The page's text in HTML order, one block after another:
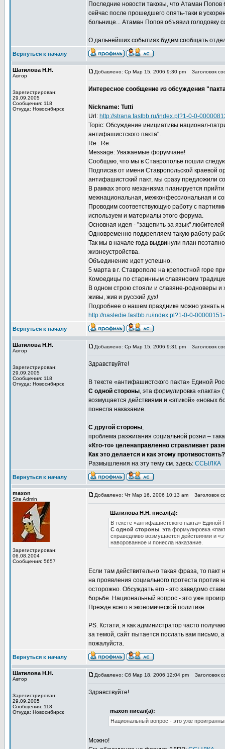
Последние новости таковы, что Атаман Попов
сейчас после прошедшего опять-таки в
больнице... Атаман Попов объявил голодовку
О дальнейших событиях будем сообщать
Вернуться к началу
Шатилова Н.Н.
Автор
Зарегистрирован:
29.09.2005
Сообщения: 118
Откуда: Новосибирск
Добавлено: Ср Мар 15, 2006 9:30 pm Заголовок
Интересное сообщение из обсуждения
Nickname: Tutti
Url: http://strana.fastbb.ru/index.pl?1-0-0-
Topic: Обсуждение инициативы национал-
антифашистского пакта".
Re : Re:
Message: Уважаемые форумчане!
Сообщаю, что мы в Ставрополье пошли
Подписав от имени Ставропольской краевой
антифашистский пакт, мы сразу предложили
В рамках этого механизма планируется
межнациональная, межконфессиональная и
Проводим соответствующую работу с
используем и материалы этого форума.
Основная идея - "зацепить за язык"
Одновременно подкрепляем такую работу
Так мы в начале года выдвинули план
жизнеустройства.
Объединение идет успешно.
5 марта в г. Ставрополе на крепостной горе
Комоедицы по старинным славянским
В одном строю стояли и славяне-родноверы и
живы, жив и русский дух!
Подробнее о нашем празднике можно узнать
http://nasledie.fastbb.ru/index.pl?1-0-0-
Вернуться к началу
Шатилова Н.Н.
Автор
Зарегистрирован:
29.09.2005
Сообщения: 118
Откуда: Новосибирск
Добавлено: Ср Мар 15, 2006 9:31 pm Заголовок
Здравствуйте!
В тексте «антифашистского пакта» Единой
С одной стороны, эта формулировка «пакта»
возмущается действиями и «этикой» «новых
понесла наказание.
С другой стороны,
проблема разжигания социальной розни –
«Кто-то» целенаправленно стравливает
Как это делается и как этому противостоять?
Размышления на эту тему см. здесь: ССЫЛКА
Вернуться к началу
maxon
Site Admin
Зарегистрирован:
06.08.2004
Сообщения: 5657
Добавлено: Чт Мар 16, 2006 10:13 am Заголовок
Шатилова Н.Н. писал(а):
В тексте «антифашистского пакта» Единой
С одной стороны , эта формулировка
справедливо возмущается действиями и
наворованное и понесла наказание.
Если там действительно такая фраза, то
на проявления социального протеста против
осторожно. Обсуждать его - это заведомо
борьбе. Национальный вопрос - это уже
Прежде всего в экономической политике.
PS. Кстати, я как администратор часто
за темой, сайт пытается послать вам
пожалуйста.
Вернуться к началу
Шатилова Н.Н.
Автор
Зарегистрирован:
29.09.2005
Сообщения: 118
Откуда: Новосибирск
Добавлено: Сб Мар 18, 2006 12:04 pm Заголовок
Здравствуйте!
maxon писал(а):
Национальный вопрос - это уже
Можно!